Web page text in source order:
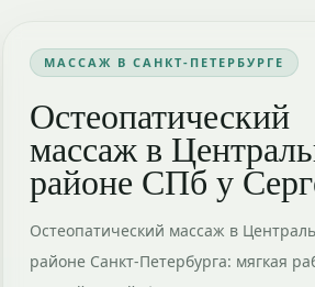
МАССАЖ В САНКТ-ПЕТЕРБУРГЕ
Остеопатический
массаж в
районе СПб у
Остеопатический массаж в
районе Санкт-Петербурга: мягкая